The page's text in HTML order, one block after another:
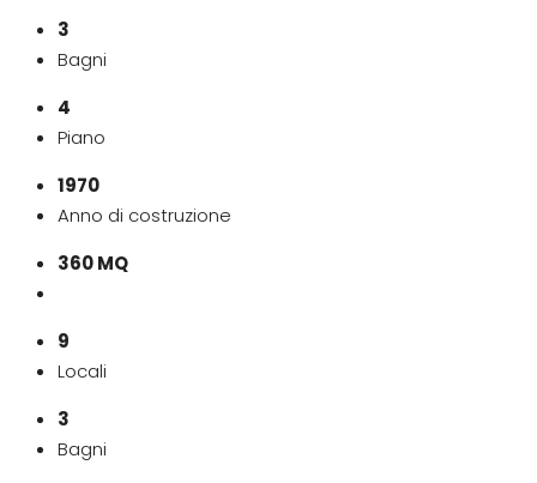
3
Bagni
4
Piano
1970
Anno di costruzione
360 MQ
9
Locali
3
Bagni